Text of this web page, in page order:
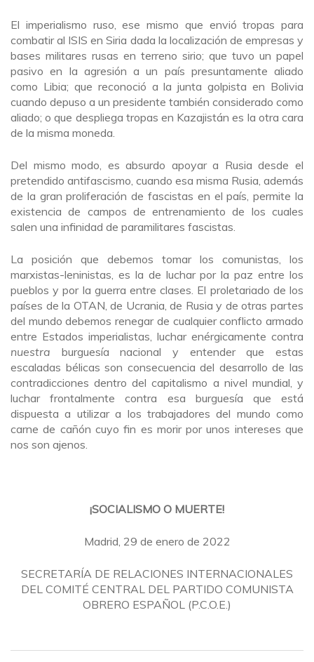
El imperialismo ruso, ese mismo que envió tropas para
combatir al ISIS en Siria dada la localización de empresas y
bases militares rusas en terreno sirio; que tuvo un papel
pasivo en la agresión a un país presuntamente aliado
como Libia; que reconoció a la junta golpista en Bolivia
cuando depuso a un presidente también considerado como
aliado; o que despliega tropas en Kazajistán es la otra cara
de la misma moneda.
Del mismo modo, es absurdo apoyar a Rusia desde el
pretendido antifascismo, cuando esa misma Rusia, además
de la gran proliferación de fascistas en el país, permite la
existencia de campos de entrenamiento de los cuales
salen una infinidad de paramilitares fascistas.
La posición que debemos tomar los comunistas, los
marxistas-leninistas, es la de luchar por la paz entre los
pueblos y por la guerra entre clases. El proletariado de los
países de la OTAN, de Ucrania, de Rusia y de otras partes
del mundo debemos renegar de cualquier conflicto armado
entre Estados imperialistas, luchar enérgicamente contra
nuestra burguesía nacional y entender que estas
escaladas bélicas son consecuencia del desarrollo de las
contradicciones dentro del capitalismo a nivel mundial, y
luchar frontalmente contra esa burguesía que está
dispuesta a utilizar a los trabajadores del mundo como
carne de cañón cuyo fin es morir por unos intereses que
nos son ajenos.
¡SOCIALISMO O MUERTE!
Madrid, 29 de enero de 2022
SECRETARÍA DE RELACIONES INTERNACIONALES
DEL COMITÉ CENTRAL DEL PARTIDO COMUNISTA
OBRERO ESPAÑOL (P.C.O.E.)